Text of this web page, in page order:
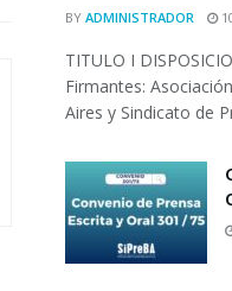
BY ADMINISTRADOR
TITULO I
Firmantes:
Aires y Sindicato de